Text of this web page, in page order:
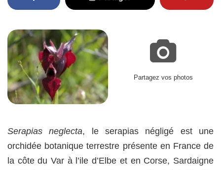
Partagez vos photos
Serapias neglecta, le serapias négligé est une
orchidée botanique terrestre présente en France de
la côte du Var à l’ile d’Elbe et en Corse, Sardaigne